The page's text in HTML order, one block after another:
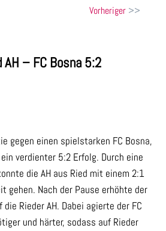
Vorheriger
AH – FC Bosna 5:2
gegen einen spielstarken FC Bosna,
verdienter 5:2 Erfolg. Durch eine
die AH aus Ried mit einem 2:1
gehen. Nach der Pause erhöhte der
die Rieder AH. Dabei agierte der FC
und härter, sodass auf Rieder